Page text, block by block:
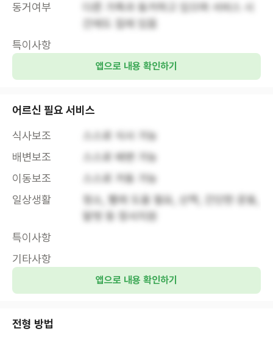
동거여부
다른 가족과 동거하고 있으며 서비스 시
간에도 집에 있음
특이사항
앱으로 내용 확인하기
어르신 필요 서비스
식사보조
스스로 식사 가능
배변보조
스스로 배변 가능
이동보조
스스로 거동 가능
일상생활
청소, 빨래 도움 필요, 산책, 간단한 운동,
말벗 등 정서지원
특이사항
기타사항
앱으로 내용 확인하기
전형 방법